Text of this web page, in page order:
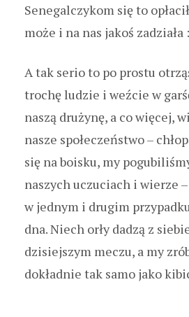
Senegalczykom się to
może i na nas jakoś zadziała
A tak serio to po prostu
trochę ludzie i weźcie w
naszą drużynę, a co więcej,
nasze społeczeństwo –
się na boisku, my
naszych uczuciach i wierze
w jednym i drugim
dna. Niech orły dadzą z
dzisiejszym meczu, a my
dokładnie tak samo jako